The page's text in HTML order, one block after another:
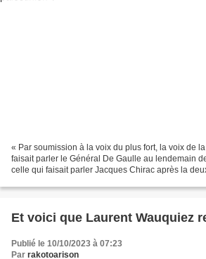
« Par soumission à la voix du plus fort, la voix de
faisait parler le Général De Gaulle au lendemain
celle qui faisait parler Jacques Chirac après la
Et voici que Laurent Wauquiez
Publié le 10/10/2023 à 07:23
Par rakotoarison